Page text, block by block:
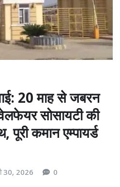
20 माह से जबरन
सोसायटी की
पूरी कमान एम्पायर्ड
30, 2026 0